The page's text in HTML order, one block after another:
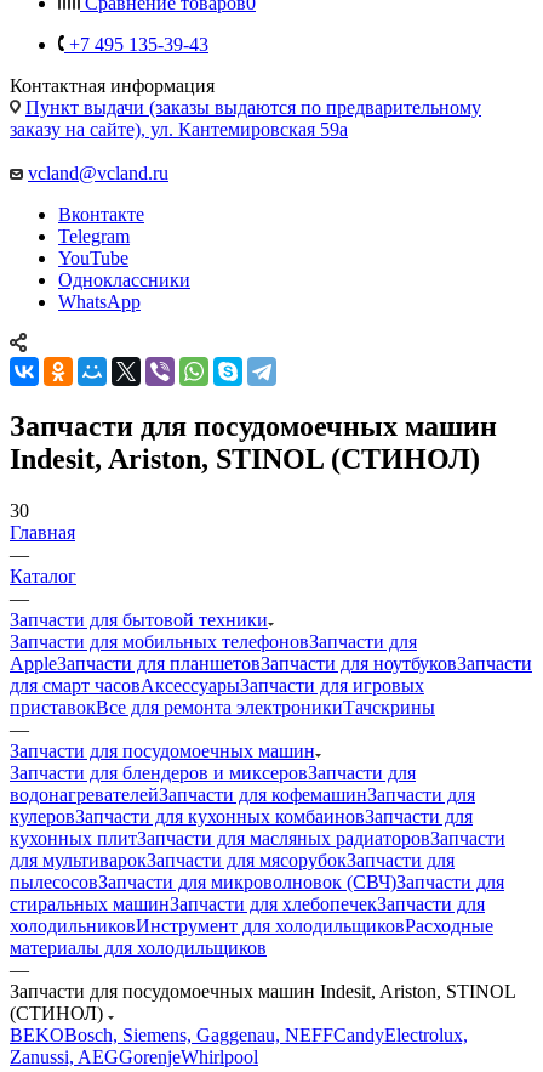
Пункт выдачи (заказы выдаются по предварительному
заказу на сайте), ул. Кантемировская 59а
Telegram
YouTube
Одноклассники
WhatsApp
Indesit, Ariston, STINOL (СТИНОЛ)
Главная
—
Каталог
—
Запчасти для бытовой техники
Запчасти для мобильных телефонов
AppleЗапчасти для планшетовЗапчасти для ноутбуков
для смарт часовАксессуарыЗапчасти для игровых
приставокВсе для ремонта электроникиТачскрины
—
Запчасти для посудомоечных машин
Запчасти для блендеров и миксеровЗапчасти для
водонагревателейЗапчасти для кофемашинЗапчасти для
кулеровЗапчасти для кухонных комбаиновЗапчасти для
кухонных плитЗапчасти для масляных радиаторовЗапчасти
для мультиварокЗапчасти для мясорубокЗапчасти для
пылесосовЗапчасти для микроволновок (СВЧ)Запчасти для
стиральных машинЗапчасти для хлебопечекЗапчасти для
холодильниковИнструмент для холодильщиковРасходные
материалы для холодильщиков
—
Запчасти для посудомоечных машин Indesit, Ariston, STINOL
(СТИНОЛ)
BEKOBosch, Siemens, Gaggenau, NEFF
Zanussi, AEGGorenjeWhirlpool
Подборки